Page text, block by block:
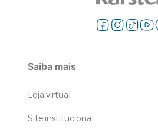
Saiba mais
Loja virtual
Site institucional